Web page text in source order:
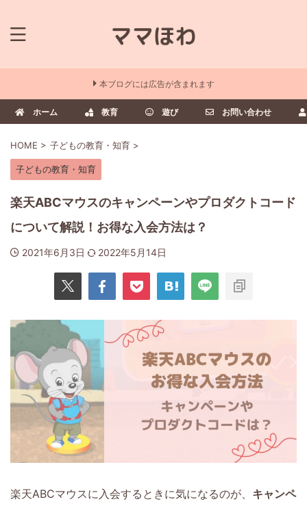
本ブログには広告が含まれます
ホーム 教育 遊び お問い合わせ
HOME > 子どもの教育・知育 >
子どもの教育・知育
楽天ABCマウスのキャンペーンやプロダクトコード
について解説！お得な入会方法は？
2021年6月3日 2022年5月14日
楽天ABCマウスに入会するときに気になるのが、 キャンペ